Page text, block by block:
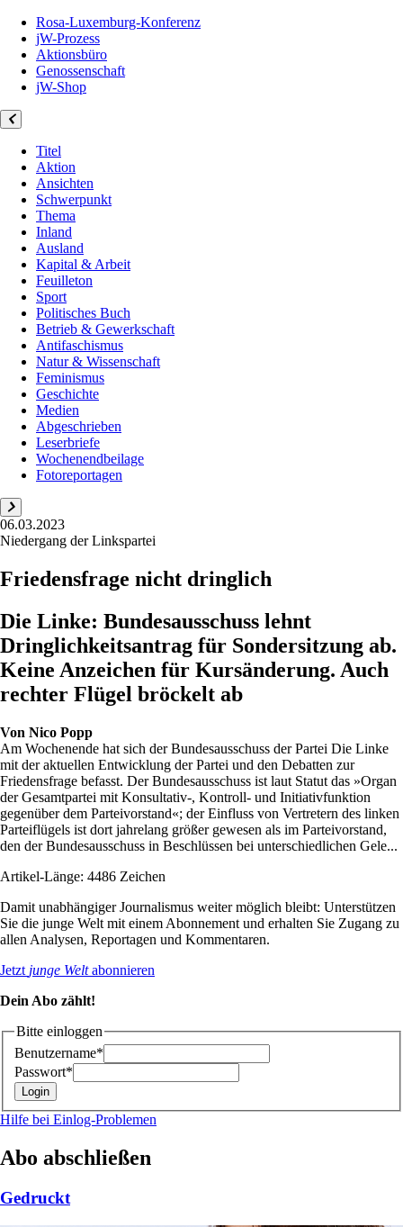
Rosa-Luxemburg-Konferenz
jW-Prozess
Aktionsbüro
Genossenschaft
jW-Shop
Titel
Aktion
Ansichten
Schwerpunkt
Thema
Inland
Ausland
Kapital & Arbeit
Feuilleton
Sport
Politisches Buch
Betrieb & Gewerkschaft
Antifaschismus
Natur & Wissenschaft
Feminismus
Geschichte
Medien
Abgeschrieben
Leserbriefe
Wochenendbeilage
Fotoreportagen
06.03.2023
Niedergang der Linkspartei
Friedensfrage nicht dringlich
Die Linke: Bundesausschuss lehnt
Dringlichkeitsantrag für Sondersitzung ab.
Keine Anzeichen für Kursänderung. Auch
rechter Flügel bröckelt ab
Von Nico Popp
Am Wochenende hat sich der Bundesausschuss der Partei Die Linke
mit der aktuellen Entwicklung der Partei und den Debatten zur
Friedensfrage befasst. Der Bundesausschuss ist laut Statut das »Organ
der Gesamtpartei mit Konsultativ-, Kontroll- und Initiativfunktion
gegenüber dem Parteivorstand«; der Einfluss von Vertretern des linken
Parteiflügels ist dort jahrelang größer gewesen als im Parteivorstand,
den der Bundesausschuss in Beschlüssen bei unterschiedlichen Gele...
Artikel-Länge: 4486 Zeichen
Damit unabhängiger Journalismus weiter möglich bleibt: Unterstützen
Sie die junge Welt mit einem Abonnement und erhalten Sie Zugang zu
allen Analysen, Reportagen und Kommentaren.
Jetzt junge Weltabonnieren
Dein Abo zählt!
Bitte einloggen
Benutzername*
Passwort*
Hilfe bei Einlog-Problemen
Abo abschließen
Gedruckt